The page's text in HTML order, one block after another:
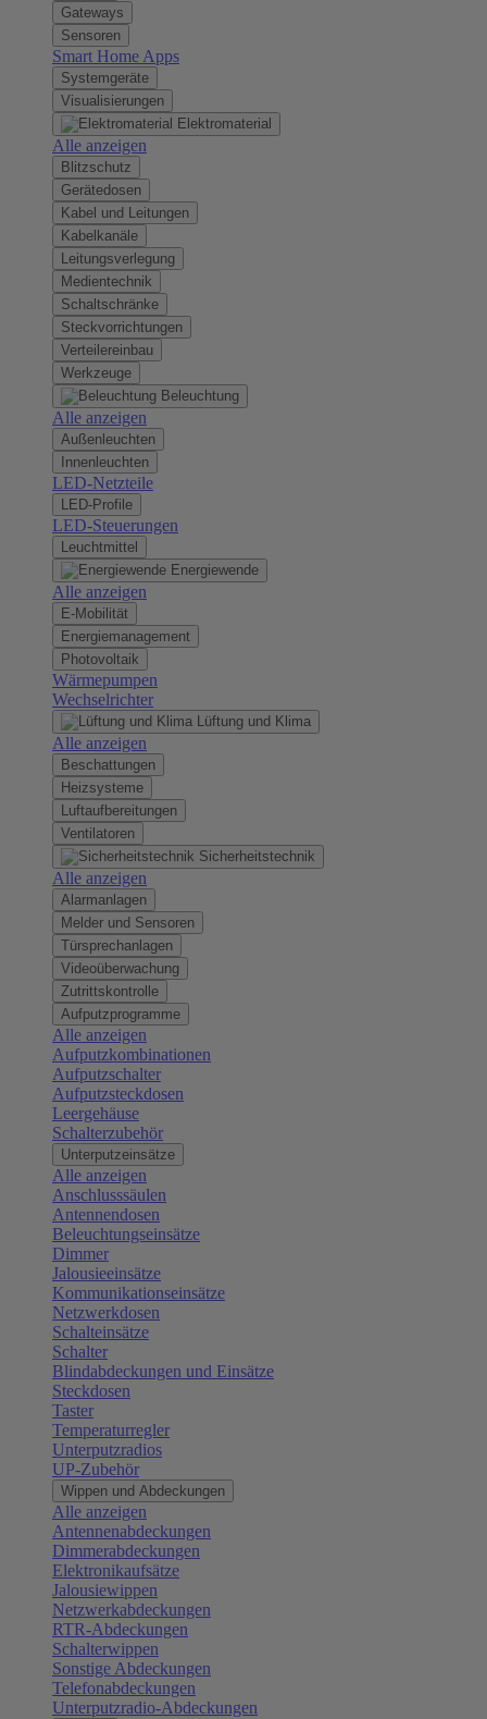
Gateways
Sensoren
Smart Home Apps
Systemgeräte
Visualisierungen
Elektromaterial
Alle anzeigen
Blitzschutz
Gerätedosen
Kabel und Leitungen
Kabelkanäle
Leitungsverlegung
Medientechnik
Schaltschränke
Steckvorrichtungen
Verteilereinbau
Werkzeuge
Beleuchtung
Alle anzeigen
Außenleuchten
Innenleuchten
LED-Netzteile
LED-Profile
LED-Steuerungen
Leuchtmittel
Energiewende
Alle anzeigen
E-Mobilität
Energiemanagement
Photovoltaik
Wärmepumpen
Wechselrichter
Lüftung und Klima
Alle anzeigen
Beschattungen
Heizsysteme
Luftaufbereitungen
Ventilatoren
Sicherheitstechnik
Alle anzeigen
Alarmanlagen
Melder und Sensoren
Türsprechanlagen
Videoüberwachung
Zutrittskontrolle
Aufputzprogramme
Alle anzeigen
Aufputzkombinationen
Aufputzschalter
Aufputzsteckdosen
Leergehäuse
Schalterzubehör
Unterputzeinsätze
Alle anzeigen
Anschlusssäulen
Antennendosen
Beleuchtungseinsätze
Dimmer
Jalousieeinsätze
Kommunikationseinsätze
Netzwerkdosen
Schalteinsätze
Schalter
Blindabdeckungen und Einsätze
Steckdosen
Taster
Temperaturregler
Unterputzradios
UP-Zubehör
Wippen und Abdeckungen
Alle anzeigen
Antennenabdeckungen
Dimmerabdeckungen
Elektronikaufsätze
Jalousiewippen
Netzwerkabdeckungen
RTR-Abdeckungen
Schalterwippen
Sonstige Abdeckungen
Telefonabdeckungen
Unterputzradio-Abdeckungen